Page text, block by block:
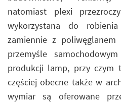
natomiast plexi
wykorzystana do
zamiennie z
przemyśle
produkcji lamp, przy czym
częściej obecne także w
wymiar są oferowane